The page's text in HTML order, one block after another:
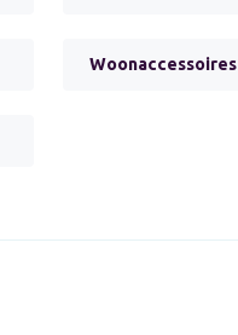
Woonaccessoires